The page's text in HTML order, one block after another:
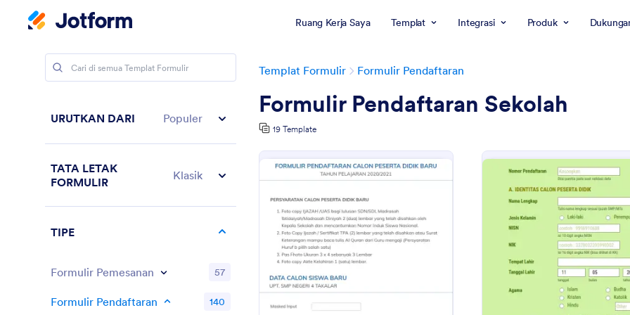
Ruang Kerja Saya Templat Integrasi Produk
Templat Formulir Formulir Pendaftaran
Formulir Pendaftaran Sekolah
19 Template
Pratinjau Pratinjau:
URUTKAN DARI Populer
TATA LETAK
FORMULIR
Klasik
TIPE
Formulir Pemesanan 57
Formulir Pendaftaran 140